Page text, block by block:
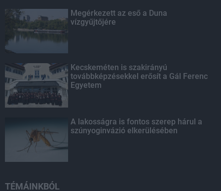
Megérkezett az eső a Duna
vízgyűjtőjére
Kecskeméten is szakirányú
továbbképzésekkel erősít a Gál Ferenc
Egyetem
A lakosságra is fontos szerep hárul a
szúnyoginvázió elkerülésében
TÉMÁINKBÓL